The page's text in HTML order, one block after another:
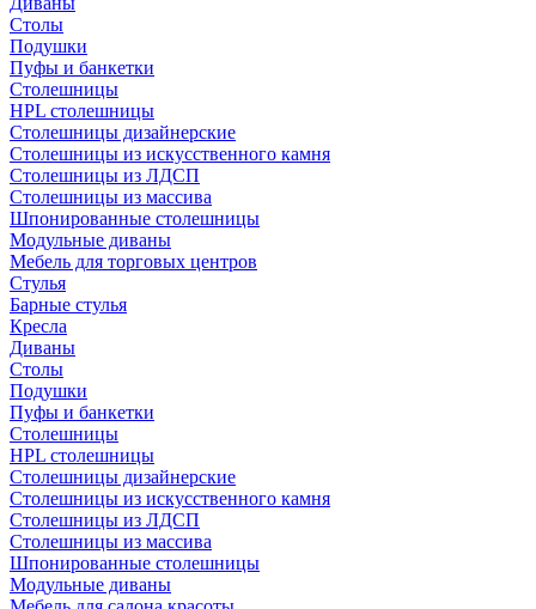
Столы
Подушки
Пуфы и банкетки
Столешницы
HPL столешницы
Столешницы дизайнерские
Столешницы из искусственного камня
Столешницы из ЛДСП
Столешницы из массива
Шпонированные столешницы
Модульные диваны
Мебель для торговых центров
Стулья
Барные стулья
Кресла
Диваны
Столы
Подушки
Пуфы и банкетки
Столешницы
HPL столешницы
Столешницы дизайнерские
Столешницы из искусственного камня
Столешницы из ЛДСП
Столешницы из массива
Шпонированные столешницы
Модульные диваны